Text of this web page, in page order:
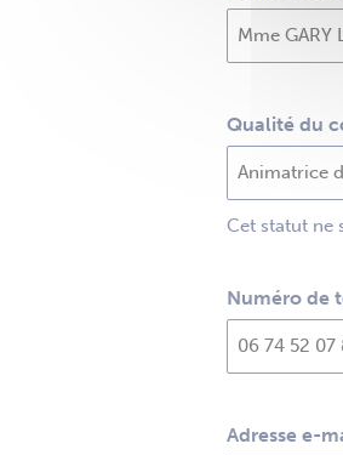
Qualité du
Cet statut ne
Numéro de
Adresse e-